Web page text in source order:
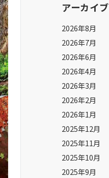
アーカイブ
2026年8月
2026年7月
2026年6月
2026年4月
2026年3月
2026年2月
2026年1月
2025年12月
2025年11月
2025年10月
2025年9月